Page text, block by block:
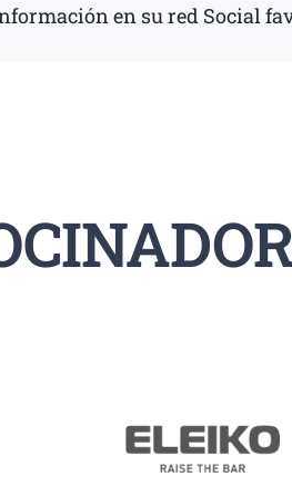
en su red Social